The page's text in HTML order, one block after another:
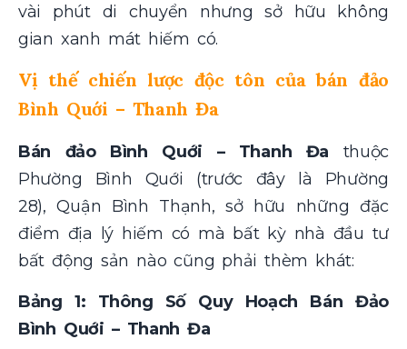
vài phút di chuyển nhưng sở hữu không
gian xanh mát hiếm có.
Vị thế chiến lược độc tôn của bán đảo
Bình Quới – Thanh Đa
Bán đảo Bình Quới – Thanh Đa thuộc
Phường Bình Quới (trước đây là Phường
28), Quận Bình Thạnh, sở hữu những đặc
điểm địa lý hiếm có mà bất kỳ nhà đầu tư
bất động sản nào cũng phải thèm khát:
Bảng 1: Thông Số Quy Hoạch Bán Đảo
Bình Quới – Thanh Đa